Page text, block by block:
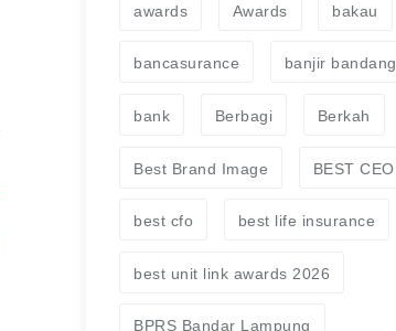
awards Awards bakau
bancasurance banjir bandang
bank Berbagi Berkah
Best Brand Image BEST CEO
best cfo best life insurance
best unit link awards 2026
BPRS Bandar Lampung